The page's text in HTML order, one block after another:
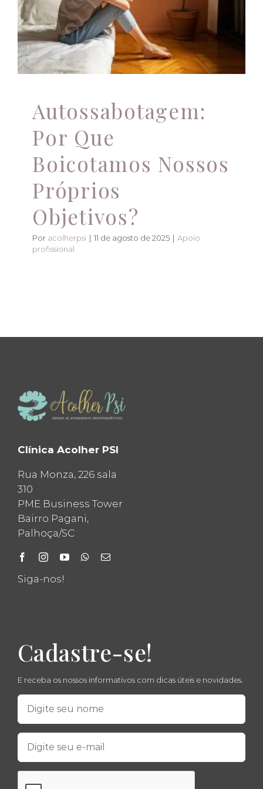
Atendimento Online
Nossos Próprios
Objetivos?
Apoio profissional
Autossabotagem:
Por Que
Boicotamos Nossos
Próprios
Objetivos?
Por acolherpsi | 11 de agosto de 2025 | Apoio
profissional
Clínica Acolher PSI
Rua Monza, 226 sala
310
PME Business Tower
Bairro Pagani,
Palhoça/SC
Siga-nos!
Cadastre-se!
E receba os nossos informativos com dicas úteis e novidades.